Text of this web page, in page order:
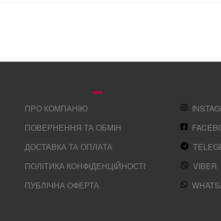
ПРО КОМПАНІЮ
ПОВЕРНЕННЯ ТА ОБМІН
ДОСТАВКА ТА ОПЛАТА
ПОЛІТИКА КОНФІДЕНЦІЙНОСТІ
ПУБЛІЧНА ОФЕРТА
VIBER